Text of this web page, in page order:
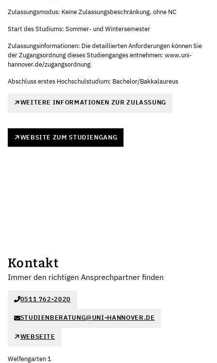
Zulassungsmodus: Keine Zulassungsbeschränkung, ohne NC
Start des Studiums: Sommer- und Wintersemester
Zulassungsinformationen: Die detaillierten Anforderungen können Sie
der Zugangsordnung dieses Studienganges entnehmen: www.uni-
hannover.de/zugangsordnung
Abschluss erstes Hochschulstudium: Bachelor/Bakkalaureus
WEITERE INFORMATIONEN ZUR ZULASSUNG
WEBSITE ZUM STUDIENGANG
Kontakt
Immer den richtigen Ansprechpartner finden
0511 762-2020
STUDIENBERATUNG@UNI-HANNOVER.DE
WEBSEITE
Welfengarten 1